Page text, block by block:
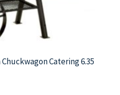
Catering 6.35